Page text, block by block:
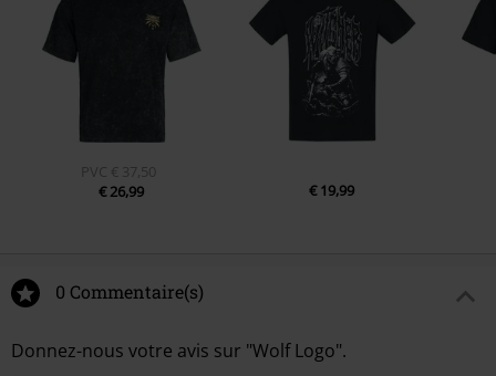
PVC € 37,50
€ 26,99
€ 19,99
0 Commentaire(s)
Donnez-nous votre avis sur "Wolf Logo".